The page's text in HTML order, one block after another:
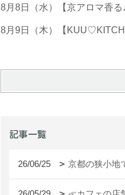
8月8日（水）【京アロマ香る
8月9日（木）【
記事一覧
26/06/25 京都の狭小地